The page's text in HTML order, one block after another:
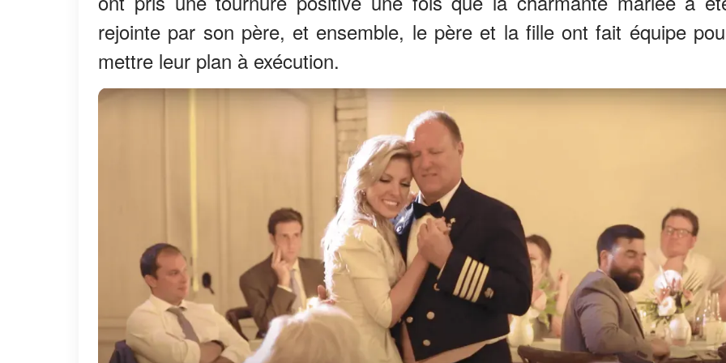
rejointe par son père, et ensemble, le père et la fille ont fait équipe
mettre leur plan à exécution.